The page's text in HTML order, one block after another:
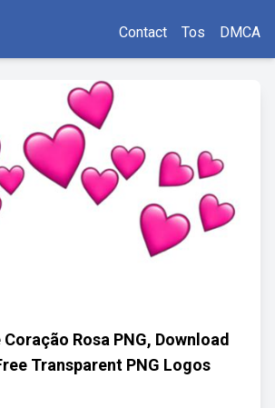
Contact Tos DMCA
Rosa PNG, Download
Transparent PNG Logos